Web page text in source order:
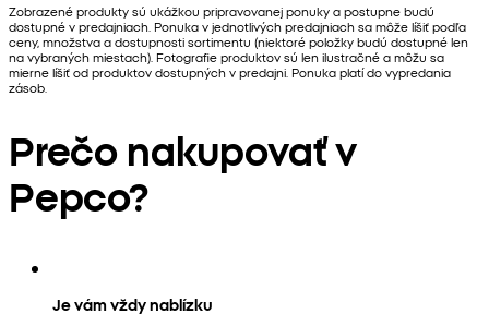
Zobrazené produkty sú ukážkou pripravovanej ponuky a postupne budú
dostupné v predajniach. Ponuka v jednotlivých predajniach sa môže líšiť podľa
ceny, množstva a dostupnosti sortimentu (niektoré položky budú dostupné len
na vybraných miestach). Fotografie produktov sú len ilustračné a môžu sa
mierne líšiť od produktov dostupných v predajni. Ponuka platí do vypredania
zásob.
Prečo nakupovať v
Pepco?
Je vám vždy nablízku